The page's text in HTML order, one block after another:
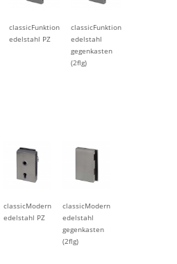
classicFunktion
edelstahl PZ
classicFunktion
edelstahl
gegenkasten
(2flg)
classicModern
edelstahl PZ
classicModern
edelstahl
gegenkasten
(2flg)